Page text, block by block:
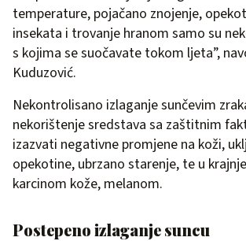
temperature, pojačano znojenje,
insekata i trovanje hranom samo su
s kojima se suočavate tokom ljeta”,
Kuduzović.
Nekontrolisano izlaganje sunčevim
nekorištenje sredstava sa zaštitnim
izazvati negativne promjene na koži,
opekotine, ubrzano starenje, te u
karcinom kože, melanom.
Postepeno izlaganje suncu